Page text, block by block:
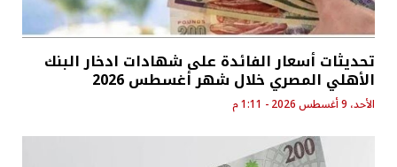
تحديثات أسعار الفائدة على شهادات ادخار البنك
الأهلي المصري خلال شهر أغسطس 2026
الأحد، 9 أغسطس 2026 - 1:11 م